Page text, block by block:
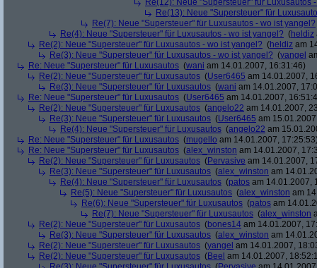
Re(12): Neue "Supersteuer" für Luxusautos
Re(13): Neue "Supersteuer" für
Re(7): Neue "Supersteuer" für Luxusautos - wo ist yangel?
Re(4): Neue "Supersteuer" für Luxusautos - wo ist yangel? (heldiz
Re(2): Neue "Supersteuer" für Luxusautos - wo ist yangel? (heldiz am
Re(3): Neue "Supersteuer" für Luxusautos - wo ist yangel? (yangel
Re: Neue "Supersteuer" für Luxusautos (wani am 14.01.2007, 16:31:46)
Re(2): Neue "Supersteuer" für Luxusautos (User6465 am 14.01.2007,
Re(3): Neue "Supersteuer" für Luxusautos (wani am 14.01.2007,
Re: Neue "Supersteuer" für Luxusautos (User6465 am 14.01.2007,
Re(2): Neue "Supersteuer" für Luxusautos (angelo22 am 14.01.2007,
Re(3): Neue "Supersteuer" für Luxusautos (User6465 am
Re(4): Neue "Supersteuer" für Luxusautos (angelo22 am
Re: Neue "Supersteuer" für Luxusautos (mugello am 14.01.2007,
Re: Neue "Supersteuer" für Luxusautos (alex_winston am 14.01.2007,
Re(2): Neue "Supersteuer" für Luxusautos (Pervasive am 14.01.2007,
Re(3): Neue "Supersteuer" für Luxusautos (alex_winston am
Re(4): Neue "Supersteuer" für Luxusautos (patos am 14.01.2007,
Re(5): Neue "Supersteuer" für Luxusautos (alex_winston am
Re(6): Neue "Supersteuer" für Luxusautos (patos am
Re(7): Neue "Supersteuer" für Luxusautos (alex_winston
Re(2): Neue "Supersteuer" für Luxusautos (bones14 am 14.01.2007,
Re(3): Neue "Supersteuer" für Luxusautos (alex_winston am
Re(2): Neue "Supersteuer" für Luxusautos (yangel am 14.01.2007,
Re(2): Neue "Supersteuer" für Luxusautos (Beel am 14.01.2007,